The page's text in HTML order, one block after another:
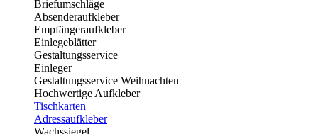
Briefumschläge
Absenderaufkleber
Empfängeraufkleber
Einlegeblätter
Gestaltungsservice
Einleger
Gestaltungsservice Weihnachten
Hochwertige Aufkleber
Tischkarten
Adressaufkleber
Wachssiegel